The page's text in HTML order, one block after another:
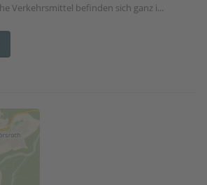
Verkehrsmittel befinden sich ganz i...